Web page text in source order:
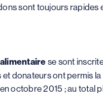
sont toujours rapides
se sont
donateurs ont permis
octobre 2015 ; au total